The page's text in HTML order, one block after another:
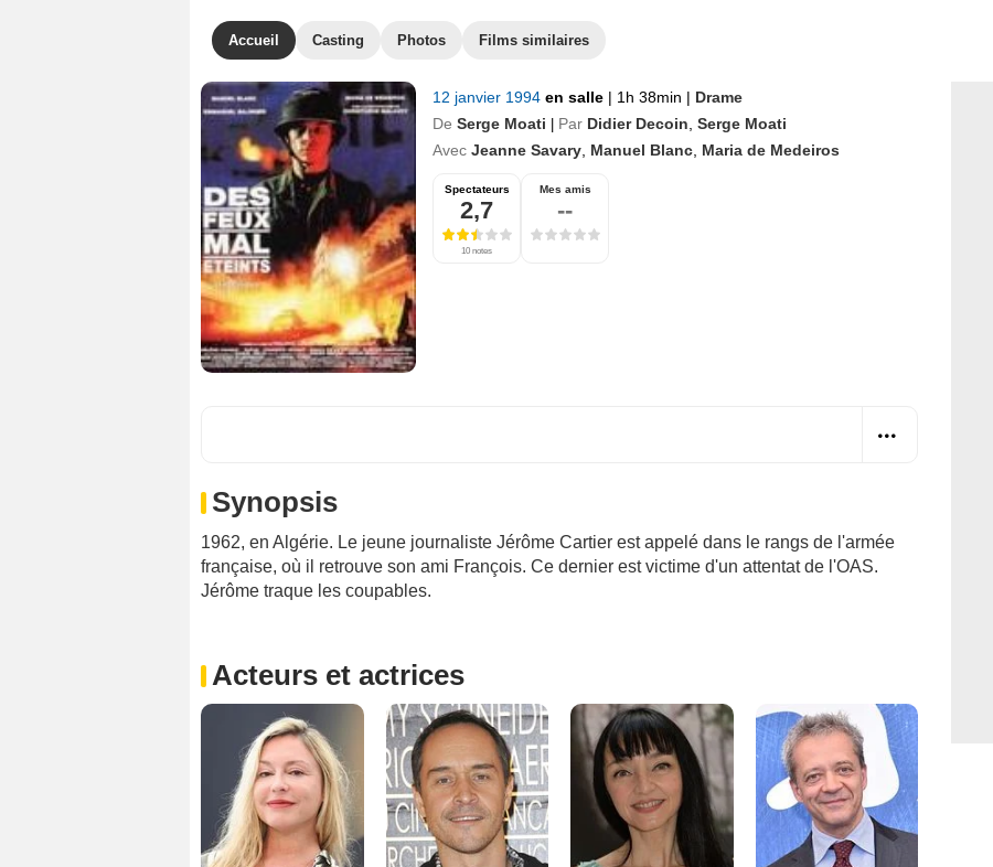
Accueil Casting Photos Films similaires
12 janvier 1994 en salle | 1h 38min | Drame
De Serge Moati Par Didier Decoin Serge Moati
Avec Jeanne Savary Manuel Blanc Maria de Medeiros
Spectateurs
2,7
10 notes
Mes amis
--
Synopsis
1962, en Algérie. Le jeune journaliste Jérôme Cartier est appelé dans le rangs de l'armée
française, où il retrouve son ami François. Ce dernier est victime d'un attentat de l'OAS.
Jérôme traque les coupables.
Acteurs et actrices